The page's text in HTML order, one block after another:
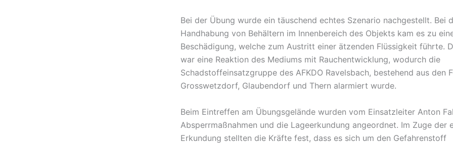
Bei der Übung wurde ein täuschend echtes Szenario nachgestellt. Bei
Handhabung von Behältern im Innenbereich des Objekts kam es zu
Beschädigung, welche zum Austritt einer ätzenden Flüssigkeit führte.
war eine Reaktion des Mediums mit Rauchentwicklung, wodurch die
Schadstoffeinsatzgruppe des AFKDO Ravelsbach, bestehend aus den
Grosswetzdorf, Glaubendorf und Thern alarmiert wurde.
Beim Eintreffen am Übungsgelände wurden vom Einsatzleiter Anton
Absperrmaßnahmen und die Lageerkundung angeordnet. Im Zuge der
Erkundung stellten die Kräfte fest, dass es sich um den Gefahrenstoff